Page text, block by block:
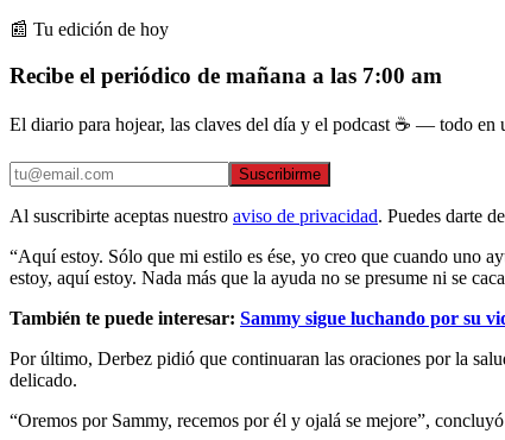
📰 Tu edición de hoy
Recibe el periódico de mañana a las 7:00 am
El diario para hojear, las claves del día y el podcast ☕ — todo en
Suscribirme
Al suscribirte aceptas nuestro aviso de privacidad. Puedes darte
“Aquí estoy. Sólo que mi estilo es ése, yo creo que cuando uno
estoy, aquí estoy. Nada más que la ayuda no se presume ni se
También te puede interesar: Sammy sigue luchando por su
Por último, Derbez pidió que continuaran las oraciones por la
delicado.
“Oremos por Sammy, recemos por él y ojalá se mejore”,